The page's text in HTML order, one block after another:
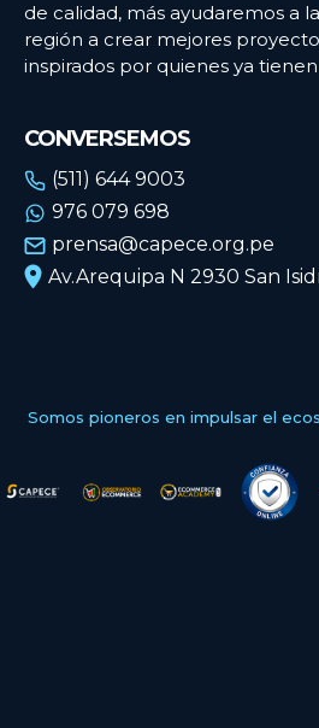
de calidad, más ayudaremos a
región a crear mejores
inspirados por quienes ya
CONVERSEMOS
(511) 644 9003
976 079 698
prensa@capece.org.pe
Av.Arequipa N 2930 San
Somos pioneros en impulsar el